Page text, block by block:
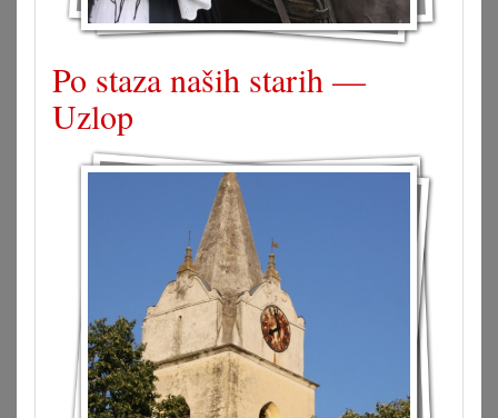
Po staza naših starih —
Uzlop